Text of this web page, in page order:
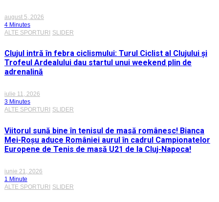
august 5, 2026
4 Minutes
ALTE SPORTURI SLIDER
Clujul intră în febra ciclismului: Turul Ciclist al Clujului și
Trofeul Ardealului dau startul unui weekend plin de
adrenalină
iulie 11, 2026
3 Minutes
ALTE SPORTURI
SLIDER
Viitorul sună bine în tenisul de masă românesc! Bianca
Mei-Roșu aduce României aurul în cadrul Campionatelor
Europene de Tenis de masă U21 de la Cluj-Napoca!
iunie 21, 2026
1 Minute
ALTE SPORTURI SLIDER